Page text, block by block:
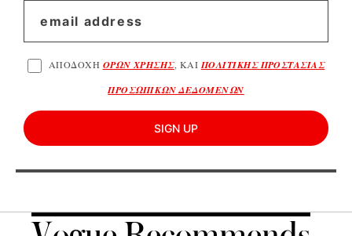
ΑΠΟΔΟΧΗ ΟΡΩΝ ΧΡΗΣΗΣ, ΚΑΙ ΠΟΛΙΤΙΚΗΣ ΠΡΟΣΤΑΣΙΑΣ
ΠΡΟΣΩΠΙΚΩΝ ΔΕΔΟΜΕΝΩΝ
SIGN UP